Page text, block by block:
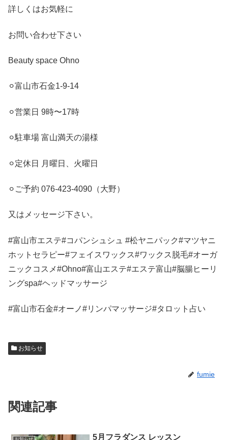
詳しくはお気軽に
お問い合わせ下さい
Beauty space Ohno
⚪︎富山市石金1-9-14
⚪︎営業日 9時〜17時
⚪︎駐車場 富山満天の湯様
⚪︎定休日 月曜日、火曜日
⚪︎ご予約 076-423-4090 （大野）
又はメッセージ下さい。
#富山市エステ#コパンシュシュ #松ヤニパック#マツヤニ
ホットセラピー#フェイスワックス#ワックス脱毛#オーガ
ニックコスメ#Ohno#富山エステ#エステ富山#脳腸ヒーリ
ングspa#ヘッドマッサージ
#富山市石金#オーノ#リンパマッサージ#タロット占い
お知らせ
fumie
関連記事
お知らせ 5月フラダンス レッスン